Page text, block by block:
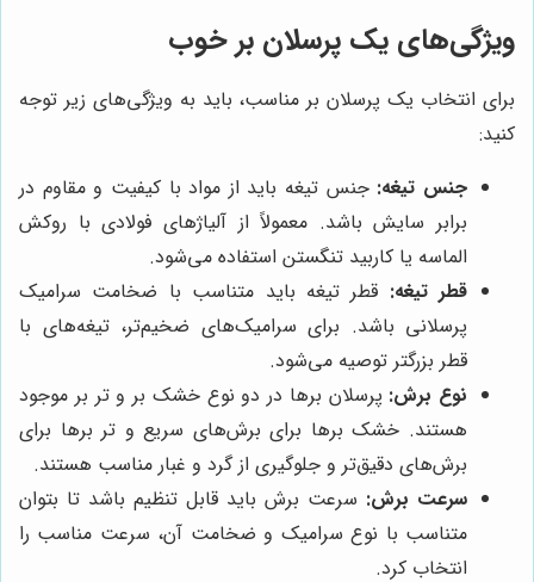
ویژگی‌های یک پرسلان بر خوب
برای انتخاب یک پرسلان بر مناسب، باید به ویژگی‌های زیر توجه
کنید:
جنس تیغه: جنس تیغه باید از مواد با کیفیت و مقاوم در
برابر سایش باشد. معمولاً از آلیاژهای فولادی با روکش
الماسه یا کاربید تنگستن استفاده می‌شود.
قطر تیغه: قطر تیغه باید متناسب با ضخامت سرامیک
پرسلانی باشد. برای سرامیک‌های ضخیم‌تر، تیغه‌های با
قطر بزرگتر توصیه می‌شود.
نوع برش: پرسلان برها در دو نوع خشک بر و تر بر موجود
هستند. خشک برها برای برش‌های سریع و تر برها برای
برش‌های دقیق‌تر و جلوگیری از گرد و غبار مناسب هستند.
سرعت برش: سرعت برش باید قابل تنظیم باشد تا بتوان
متناسب با نوع سرامیک و ضخامت آن، سرعت مناسب را
انتخاب کرد.